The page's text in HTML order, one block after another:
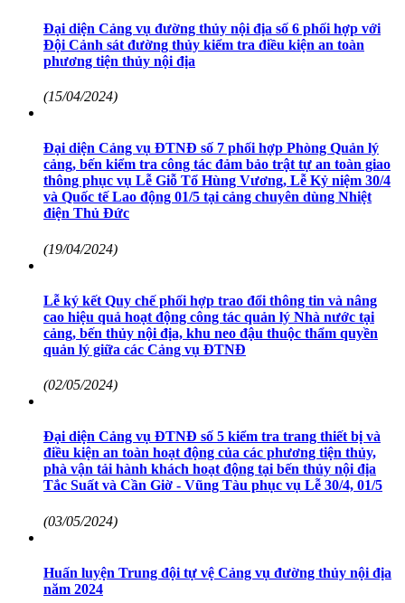
Đại diện Cảng vụ đường thủy nội địa số 6 phối hợp với
Đội Cảnh sát đường thủy kiểm tra điều kiện an toàn
phương tiện thủy nội địa
(15/04/2024)
Đại diện Cảng vụ ĐTNĐ số 7 phối hợp Phòng Quản lý
cảng, bến kiểm tra công tác đảm bảo trật tự an toàn giao
thông phục vụ Lễ Giỗ Tổ Hùng Vương, Lễ Kỷ niệm 30/4
và Quốc tế Lao động 01/5 tại cảng chuyên dùng Nhiệt
điện Thủ Đức
(19/04/2024)
Lễ ký kết Quy chế phối hợp trao đổi thông tin và nâng
cao hiệu quả hoạt động công tác quản lý Nhà nước tại
cảng, bến thủy nội địa, khu neo đậu thuộc thẩm quyền
quản lý giữa các Cảng vụ ĐTNĐ
(02/05/2024)
Đại diện Cảng vụ ĐTNĐ số 5 kiểm tra trang thiết bị và
điều kiện an toàn hoạt động của các phương tiện thủy,
phà vận tải hành khách hoạt động tại bến thủy nội địa
Tắc Suất và Cần Giờ - Vũng Tàu phục vụ Lễ 30/4, 01/5
(03/05/2024)
Huấn luyện Trung đội tự vệ Cảng vụ đường thủy nội địa
năm 2024